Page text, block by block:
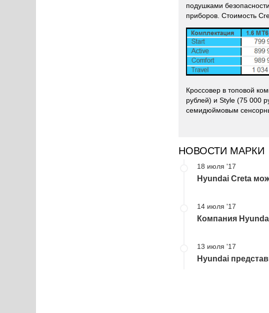
подушками
приборов. Стоимость
Кроссовер в топовой
рублей) и Style (75 000
семидюймовым
НОВОСТИ МАРКИ
18 июля '17
Hyundai Creta
14 июля '17
Компания
13 июля '17
Hyundai